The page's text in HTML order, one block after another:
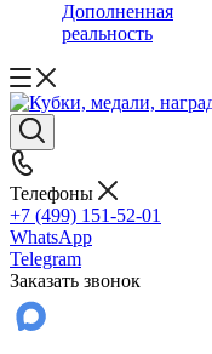
Дополненная
реальность
Телефоны
+7 (499) 151-52-01
WhatsApp
Telegram
Заказать звонок